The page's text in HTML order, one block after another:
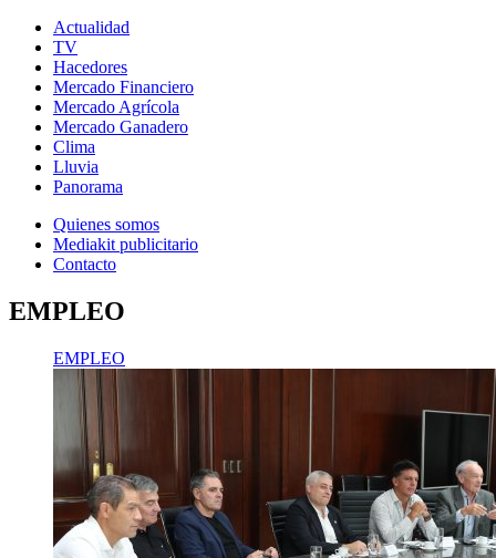
Actualidad
TV
Hacedores
Mercado Financiero
Mercado Agrícola
Mercado Ganadero
Clima
Lluvia
Panorama
Quienes somos
Mediakit publicitario
Contacto
EMPLEO
EMPLEO